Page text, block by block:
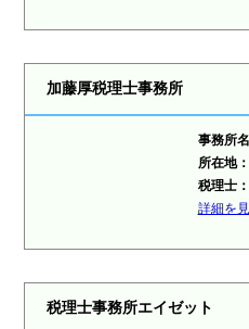
加藤厚税理士事務所
事務所名
所在地：
税理士：
詳細を
税理士事務所エイゼット